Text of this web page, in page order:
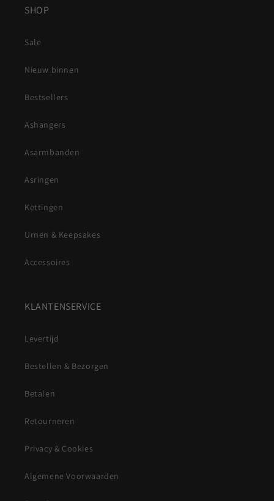
SHOP
Sale
Nieuw binnen
Bestsellers
Ashangers
Asarmbanden
Asringen
Kettingen
Urnen & Keepsakes
Accessoires
KLANTENSERVICE
Levertijd
Bestellen & Bezorgen
Betalen
Retourneren
Privacy & Cookies
Algemene Voorwaarden